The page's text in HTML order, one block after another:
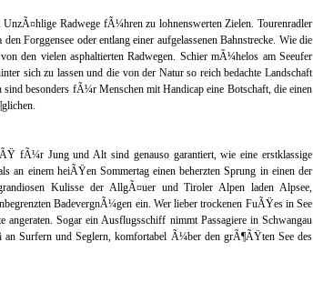
Radwege fÃ¼hren zu lohnenswerten Zielen. Tourenradler
Forggensee oder entlang einer aufgelassenen Bahnstrecke. Wie die
den vielen asphaltierten Radwegen. Schier mÃ¼helos am Seeufer
sich zu lassen und die von der Natur so reich bedachte Landschaft
sind besonders fÃ¼r Menschen mit Handicap eine Botschaft, die einen
fÃ¼r Jung und Alt sind genauso garantiert, wie eine erstklassige
an einem heiÃŸen Sommertag einen beherzten Sprung in einen der
Kulisse der AllgÃ¤uer und Tiroler Alpen laden Alpsee,
BadevergnÃ¼gen ein. Wer lieber trockenen FuÃŸes in See
angeraten. Sogar ein Ausflugsschiff nimmt Passagiere in Schwangau
Surfern und Seglern, komfortabel Ã¼ber den grÃ¶ÃŸten See des